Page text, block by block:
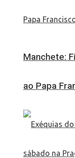
Manchete:
ao Papa